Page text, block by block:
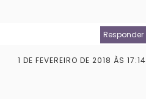
Responder
1 DE FEVEREIRO DE 2018 ÀS 17:14